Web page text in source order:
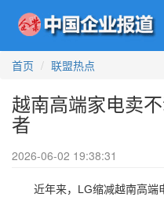
首页
联盟热点
越南高端家电卖
者
2026-06-02 19:38:31
近年来，LG缩减越南高端电